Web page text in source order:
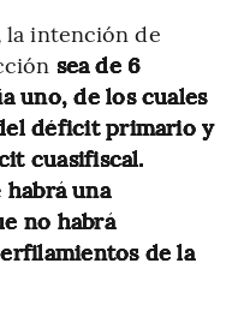
la intención de
sea de 6
uno, de los cuales
déficit primario y
cuasifiscal.
habrá una
no habrá
de la